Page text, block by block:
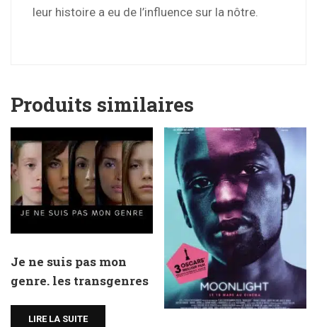
leur histoire a eu de l’influence sur la nôtre.
Produits similaires
Je ne suis pas mon
genre. les transgenres
LIRE LA SUITE